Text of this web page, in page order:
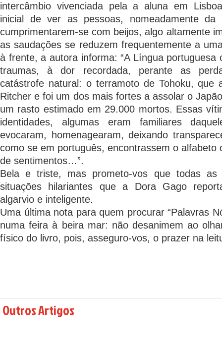
intercâmbio vivenciada pela a aluna em
inicial de ver as pessoas, nomeadamente
cumprimentarem-se com beijos, algo altamente
as saudações se reduzem frequentemente a
à frente, a autora informa: “A Língua portuguesa
traumas, à dor recordada, perante as
catástrofe natural: o terramoto de Tohoku, que
Ritcher e foi um dos mais fortes a assolar o
um rasto estimado em 29.000 mortos. Essas
identidades, algumas eram familiares
evocaram, homenagearam, deixando
como se em português, encontrassem o alfabeto
de sentimentos…”.
Bela e triste, mas prometo-vos que todas as
situações hilariantes que a Dora Gago
algarvio e inteligente.
Uma última nota para quem procurar “Palavras
numa feira à beira mar: não desanimem ao
físico do livro, pois, asseguro-vos, o prazer na
Outros Artigos